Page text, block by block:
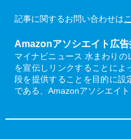
記事に関するお問い合わせは
Amazonアソシエイト広告
マイナビニュース 水まわり
を宣伝しリンクすることによ
段を提供することを目的に設
である、Amazonアソシエイ